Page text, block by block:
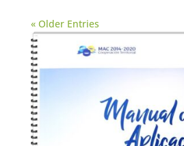
« Older Entries